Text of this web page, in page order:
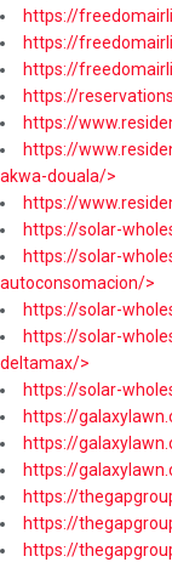
https://
https://
https://
https://
https://
https://
akwa-douala/>
https://
https://solar-
https://solar-
autoconsomacion/>
https://solar-
https://solar-
deltamax/>
https://solar-
https://
https://
https://
https://
https://
https://